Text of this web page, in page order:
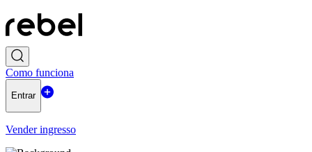
Como funciona
Entrar
Vender ingresso